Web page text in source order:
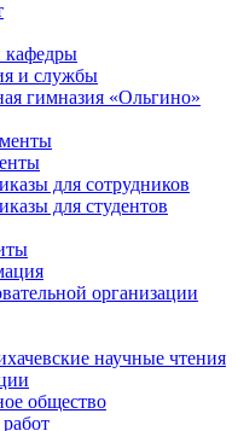
кафедры
и службы
гимназия «Ольгино»
для сотрудников
для студентов
организации
научные чтения
общество